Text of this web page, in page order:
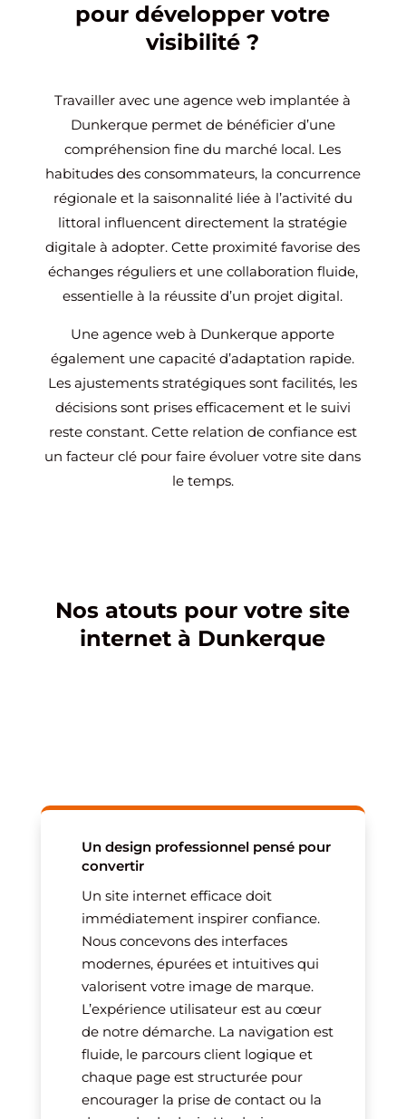
pour développer votre
visibilité ?
Travailler avec une agence web implantée à
Dunkerque permet de bénéficier d’une
compréhension fine du marché local. Les
habitudes des consommateurs, la concurrence
régionale et la saisonnalité liée à l’activité du
littoral influencent directement la stratégie
digitale à adopter. Cette proximité favorise des
échanges réguliers et une collaboration fluide,
essentielle à la réussite d’un projet digital.
Une agence web à Dunkerque apporte
également une capacité d’adaptation rapide.
Les ajustements stratégiques sont facilités, les
décisions sont prises efficacement et le suivi
reste constant. Cette relation de confiance est
un facteur clé pour faire évoluer votre site dans
le temps.
Nos atouts pour votre site
internet à Dunkerque
Un design professionnel pensé pour
convertir
Un site internet efficace doit
immédiatement inspirer confiance.
Nous concevons des interfaces
modernes, épurées et intuitives qui
valorisent votre image de marque.
L’expérience utilisateur est au cœur
de notre démarche. La navigation est
fluide, le parcours client logique et
chaque page est structurée pour
encourager la prise de contact ou la